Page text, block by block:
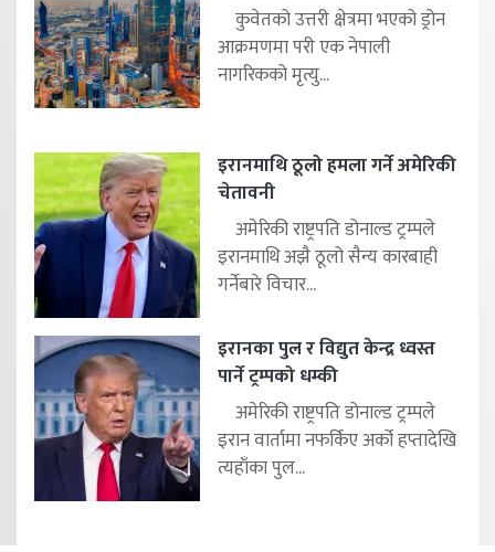
कुवेतको उत्तरी क्षेत्रमा भएको ड्रोन
आक्रमणमा परी एक नेपाली
नागरिकको मृत्यु...
इरानमाथि ठूलो हमला गर्ने अमेरिकी
चेतावनी
अमेरिकी राष्ट्रपति डोनाल्ड ट्रम्पले
इरानमाथि अझै ठूलो सैन्य कारबाही
गर्नेबारे विचार...
इरानका पुल र विद्युत केन्द्र ध्वस्त
पार्ने ट्रम्पको धम्की
अमेरिकी राष्ट्रपति डोनाल्ड ट्रम्पले
इरान वार्तामा नफर्किए अर्को हप्तादेखि
त्यहाँका पुल...